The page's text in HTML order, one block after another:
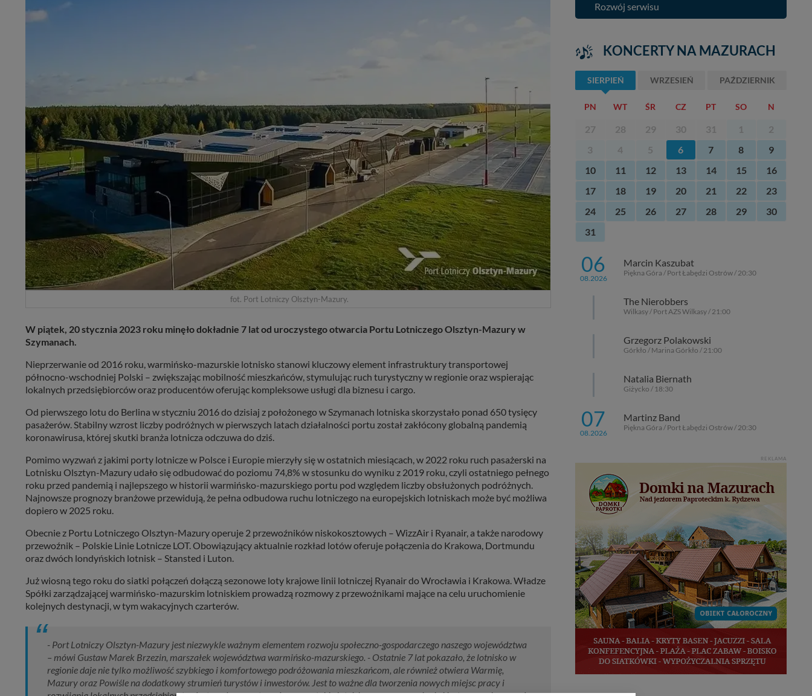
fot. Port Lotniczy Olsztyn-Mazury.
W piątek, 20 stycznia 2023 roku minęło dokładnie 7 lat od uroczystego otwarcia Portu Lotniczego Olsztyn-Mazury w
Szymanach.
Nieprzerwanie od 2016 roku, warmińsko-mazurskie lotnisko stanowi kluczowy element infrastruktury transportowej
północno-wschodniej Polski – zwiększając mobilność mieszkańców, stymulując ruch turystyczny w regionie oraz wspierając
lokalnych przedsiębiorców oraz producentów oferując kompleksowe usługi dla biznesu i cargo.
Od pierwszego lotu do Berlina w styczniu 2016 do dzisiaj z położonego w Szymanach lotniska skorzystało ponad 650 tysięcy
pasażerów. Stabilny wzrost liczby podróżnych w pierwszych latach działalności portu został zakłócony globalną pandemią
koronawirusa, której skutki branża lotnicza odczuwa do dziś.
Pomimo wyzwań z jakimi porty lotnicze w Polsce i Europie mierzyły się w ostatnich miesiącach, w 2022 roku ruch pasażerski na
Lotnisku Olsztyn-Mazury udało się odbudować do poziomu 74,8% w stosunku do wyniku z 2019 roku, czyli ostatniego pełnego
roku przed pandemią i najlepszego w historii warmińsko-mazurskiego portu pod względem liczby obsłużonych podróżnych.
Najnowsze prognozy branżowe przewidują, że pełna odbudowa ruchu lotniczego na europejskich lotniskach może być możliwa
dopiero w 2025 roku.
Obecnie z Portu Lotniczego Olsztyn-Mazury operuje 2 przewoźników niskokosztowych – WizzAir i Ryanair, a także narodowy
przewoźnik – Polskie Linie Lotnicze LOT. Obowiązujący aktualnie rozkład lotów oferuje połączenia do Krakowa, Dortmundu
oraz dwóch londyńskich lotnisk – Stansted i Luton.
Już wiosną tego roku do siatki połączeń dołączą sezonowe loty krajowe linii lotniczej Ryanair do Wrocławia i Krakowa. Władze
Spółki zarządzającej warmińsko-mazurskim lotniskiem prowadzą rozmowy z przewoźnikami mające na celu uruchomienie
kolejnych destynacji, w tym wakacyjnych czarterów.
- Port Lotniczy Olsztyn-Mazury jest niezwykle ważnym elementem rozwoju społeczno-gospodarczego naszego województwa
– mówi Gustaw Marek Brzezin, marszałek województwa warmińsko-mazurskiego. - Ostatnie 7 lat pokazało, że lotnisko w
regionie daje nie tylko możliwość szybkiego i komfortowego podróżowania mieszkańcom, ale również otwiera Warmię,
Mazury oraz Powiśle na dodatkowy strumień turystów i inwestorów. Jest to ważne dla tworzenia nowych miejsc pracy i
Rozwój serwisu
KONCERTY NA MAZURACH
SIERPIEŃ WRZESIEŃ PAŹDZIERNIK
PN WT ŚR CZ PT SO N
27 28 29 30 31 1
2
3
4 5 6 7 8
9
10
11 12 13 14 15
16
17
18 19 20 21 22
23
24
25 26 27 28 29
30
31
06
08.2026
Marcin Kaszubat
Piękna Góra / Port Łabędzi Ostrów / 20:30
The Nierobbers
Wilkasy / Port AZS Wilkasy / 21:00
Grzegorz Polakowski
Górkło / Marina Górkło / 21:00
Natalia Biernath
Giżycko / 18:30
07
08.2026
Martinz Band
Piękna Góra / Port Łabędzi Ostrów / 20:30
REKLAMA